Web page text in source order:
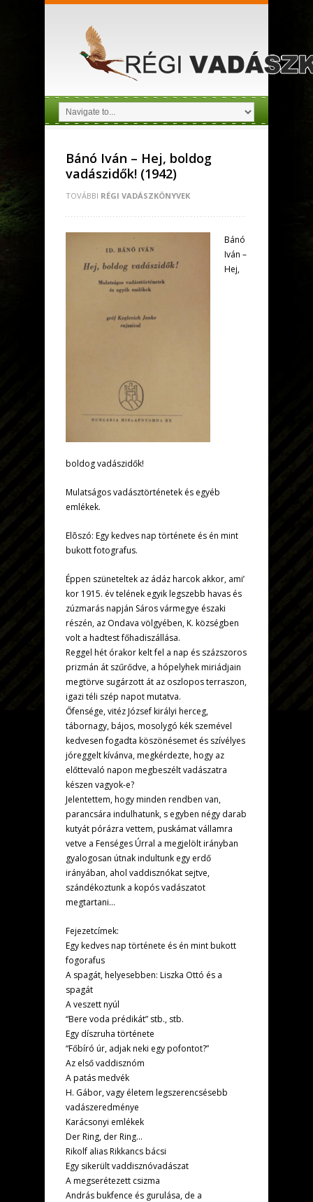
Bánó Iván – Hej, boldog
vadászidők! (1942)
TOVÁBBI RÉGI VADÁSZKÖNYVEK
Bánó
Iván –
Hej,
boldog vadászidők!
Mulatságos vadásztörténetek és egyéb
emlékek.
Elõszó: Egy kedves nap története és én mint
bukott fotografus.
Éppen szüneteltek az ádáz harcok akkor, ami’
kor 1915. év telének egyik legszebb havas és
zúzmarás napján Sáros vármegye északi
részén, az Ondava völgyében, K. községben
volt a hadtest főhadiszállása.
Reggel hét órakor kelt fel a nap és százszoros
prizmán át szűrődve, a hópelyhek miriádjain
megtörve sugárzott át az oszlopos terraszon,
igazi téli szép napot mutatva.
Őfensége, vitéz József királyi herceg,
tábornagy, bájos, mosolygó kék szemével
kedvesen fogadta köszönésemet és szívélyes
jóreggelt kívánva, megkérdezte, hogy az
előttevaló napon megbeszélt vadászatra
készen vagyok-e?
Jelentettem, hogy minden rendben van,
parancsára indulhatunk, s egyben négy darab
kutyát pórázra vettem, puskámat vállamra
vetve a Fenséges Úrral a megjelölt irányban
gyalogosan útnak indultunk egy erdő
irányában, ahol vaddisznókat sejtve,
szándékoztunk a kopós vadászatot
megtartani…
Fejezetcímek:
Egy kedves nap története és én mint bukott
fogorafus
A spagát, helyesebben: Liszka Ottó és a
spagát
A veszett nyúl
“Bere voda prédikát” stb., stb.
Egy díszruha története
“Főbíró úr, adjak neki egy pofontot?”
Az első vaddisznóm
A patás medvék
H. Gábor, vagy életem legszerencsésebb
vadászeredménye
Karácsonyi emlékek
Der Ring, der Ring…
Rikolf alias Rikkancs bácsi
Egy sikerült vaddisznóvadászat
A megserétezett csizma
András bukfence és gurulása, de a